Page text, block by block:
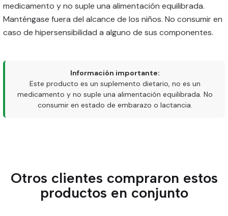
medicamento y no suple una alimentación equilibrada.
Manténgase fuera del alcance de los niños. No consumir en
caso de hipersensibilidad a alguno de sus componentes.
Información importante:
Este producto es un suplemento dietario, no es un
medicamento y no suple una alimentación equilibrada. No
consumir en estado de embarazo o lactancia.
Otros clientes compraron estos
productos en conjunto